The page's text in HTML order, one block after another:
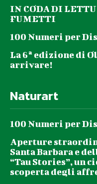
IN CODA DI
FUMETTI
100 Numeri per
La 6ª edizione di
arrivare!
Naturart
100 Numeri per
Aperture
Santa Barbara e
“Tau Stories”, un
scoperta degli